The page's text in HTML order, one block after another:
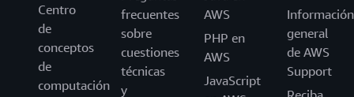
Centro
de
conceptos
de
computación
frecuentes
sobre
cuestiones
técnicas
y
AWS
PHP en
AWS
JavaScript
Información
general
de AWS
Support